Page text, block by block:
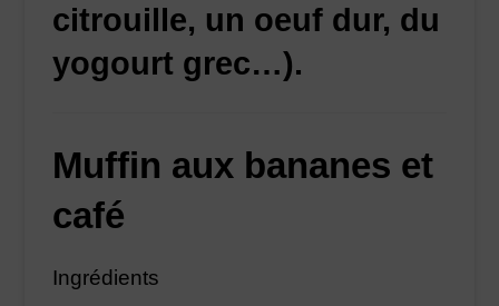
citrouille, un oeuf dur, du
yogourt grec…).
Muffin aux bananes et
café
Ingrédients